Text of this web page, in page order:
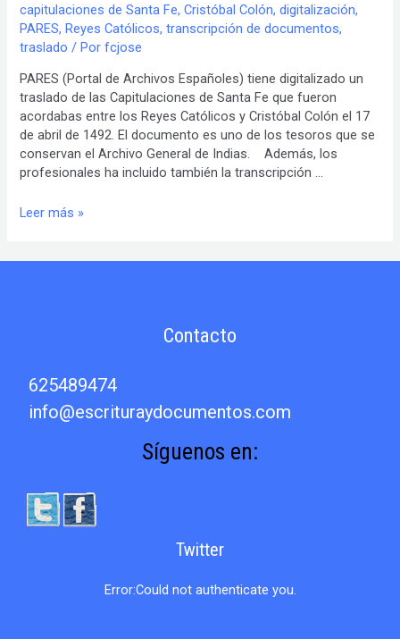
capitulaciones de Santa Fe,Cristóbal Colón,digitalización,
PARES,Reyes Católicos,transcripción de documentos,
traslado / Porfcjose
PARES (Portal de Archivos Españoles) tiene digitalizado un
traslado de las Capitulaciones de Santa Fe que fueron
acordabas entre los Reyes Católicos y Cristóbal Colón el 17
de abril de 1492. El documento es uno de los tesoros que se
conservan el Archivo General de Indias. Además, los
profesionales ha incluido también la transcripción …
Traslado
1492
Leer más »
Contacto
625489474
info@escrituraydocumentos.com
Síguenos en:
Twitter
Error:Could not authenticate you.